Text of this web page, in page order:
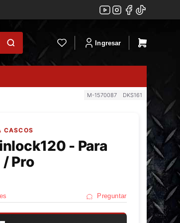
Ingresar
M-1570087 DKS161
CASCOS
- Para
/ Pro
Preguntar